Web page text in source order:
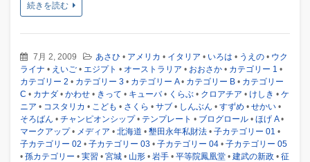
続きを読む
7月 2, 2009 あさひ • アメリカ • イタリア • いろは • うえの • ウク
ライナ • えいご • エジプト • オーストラリア • おおさか • カテゴリー 1 •
カテゴリー 2 • カテゴリー 3 • カテゴリー A• カテゴリー B • カテゴリー
C • カナダ • かわせ • きって • キューバ• くらぶ • クロアチア • けしき • ケ
ニア • コスタリカ • こども • さくら • サブ • しんぶん • すずめ • せかい •
そろばん • チャンピオンシップ• テンプレート • ブログロール • ほげ A•
マークアップ• メディア • 北海道 • 墾田永年私財法 • 子カテゴリー 01 •
子カテゴリー 02 • 子カテゴリー 03 • 子カテゴリー 04 • 子カテゴリー 05
• 孫カテゴリー • 実習 • 宮城 • 山形 • 岩手 • 平等院鳳凰堂 • 建武の新政 • 征